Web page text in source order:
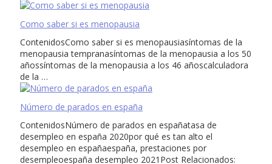
Como saber si es menopausia
ContenidosComo saber si es menopausiasíntomas de la
menopausia tempranasíntomas de la menopausia a los 50
añossíntomas de la menopausia a los 46 añoscalculadora
de la …
Número de parados en españa
ContenidosNúmero de parados en españatasa de
desempleo en españa 2020por qué es tan alto el
desempleo en españaespaña, prestaciones por
desempleoespaña desempleo 2021Post Relacionados: